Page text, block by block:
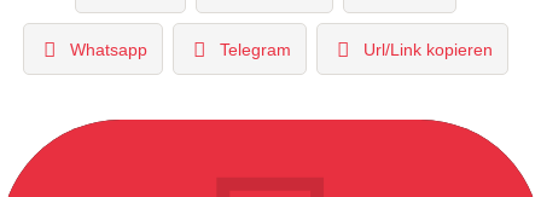
Whatsapp Telegram Url/Link kopieren